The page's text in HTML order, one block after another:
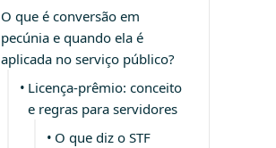
O que é conversão em
pecúnia e quando ela é
aplicada no serviço público?
Licença-prêmio: conceito
e regras para servidores
O que diz o STF